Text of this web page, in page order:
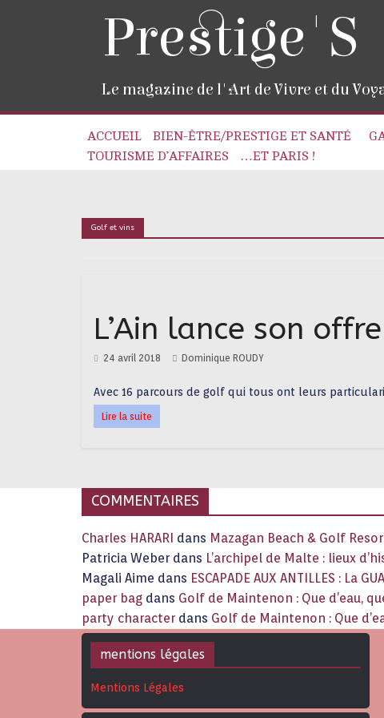
Prestige'S
Le magazine de l'Art de Vivre et du
ACCUEIL BIEN-ÊTRE/PRESTIGE ET SANTÉ
TOURISME D’AFFAIRES
…ET PARIS !
Golf et vins
L’Ain lance son
24 avril 2018 Dominique ROUDY
Avec 16 parcours de golf qui tous ont leurs
Lire la suite
COMMENTAIRES
Charles HARARI dans Mazagan Beach & Golf
Patricia Weber dans L’archipel de Malte : lieux
Magali Aime dans ESCAPADE AUX ANTILLES : La
paper bag dans Golf de Maintenon : Que d’eau,
party character dans Golf de Maintenon : Que
mentions légales
Mentions Légales